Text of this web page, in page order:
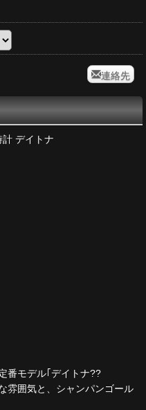
連絡先
デイトナ
番モデル｢デイトナ??
雰囲気と、シャンパンゴール